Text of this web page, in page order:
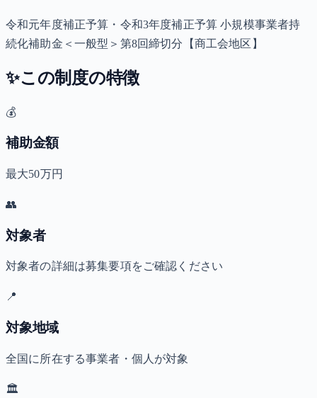
令和元年度補正予算・令和3年度補正予算 小規模事業者持
続化補助金＜一般型＞第8回締切分【商工会地区】
✨この制度の特徴
💰
補助金額
最大50万円
👥
対象者
対象者の詳細は募集要項をご確認ください
📍
対象地域
全国に所在する事業者・個人が対象
🏛️